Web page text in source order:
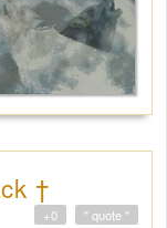
†
" quote "
+0